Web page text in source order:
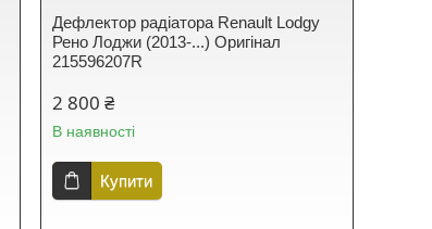
Дефлектор радіатора Renault Lodgy
Рено Лоджи (2013-...) Оригінал
215596207R
2 800 ₴
В наявності
Купити